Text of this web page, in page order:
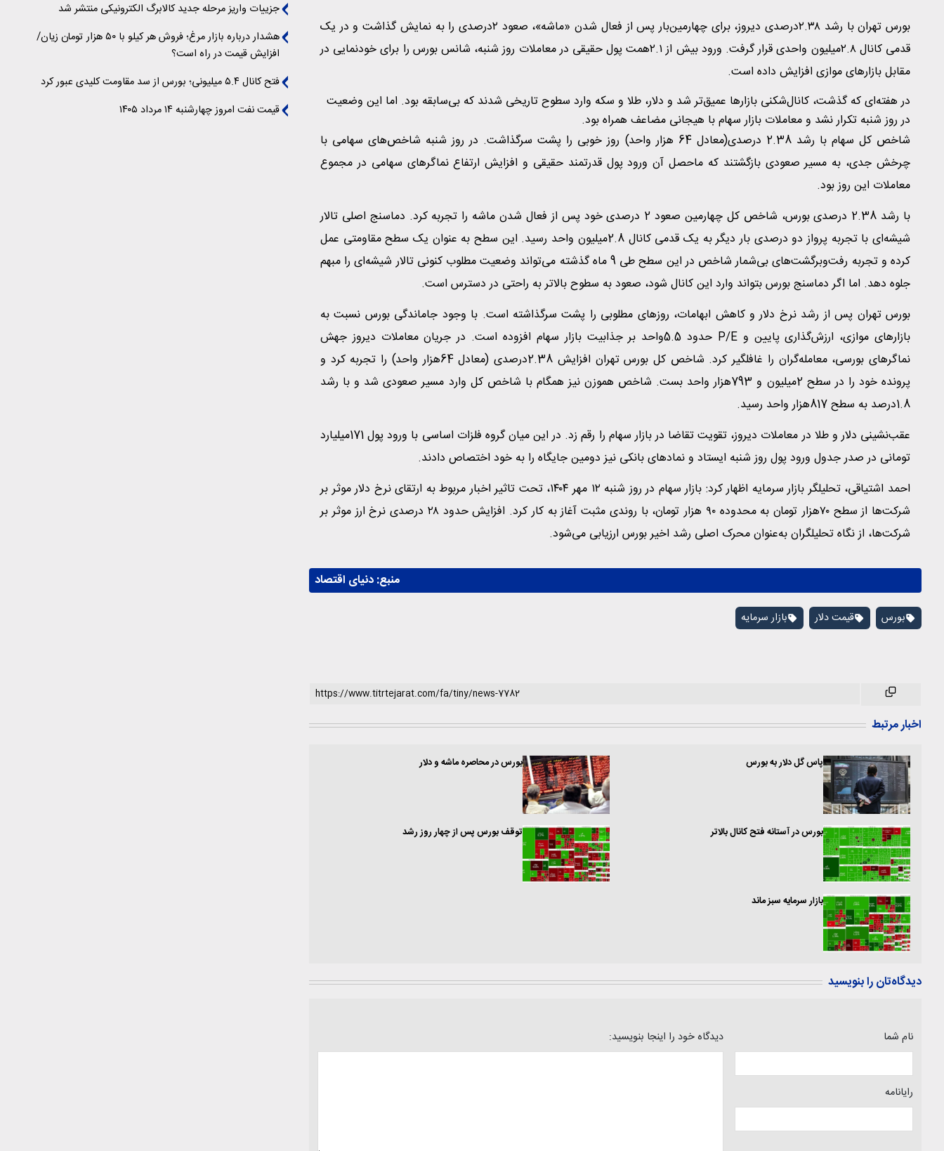
بورس تهران با رشد ۲.۳۸درصدی دیروز، برای چهارمین‌بار پس از فعال شدن «ماشه»، صعود ۲درصدی را به نمایش گذاشت و در یک
قدمی کانال ۲.۸میلیون واحدی قرار گرفت. ورود بیش از ۲.۱همت پول حقیقی در معاملات روز شنبه، شانس بورس را برای خودنمایی در
مقابل بازارهای موازی افزایش داده است.
در هفته‌ای که گذشت، کانال‌شکنی بازارها عمیق‌تر شد و دلار، طلا و سکه وارد سطوح تاریخی شدند که بی‌سابقه بود. اما این وضعیت
در روز شنبه تکرار نشد و معاملات بازار سهام با هیجانی مضاعف همراه بود.
شاخص کل سهام با رشد 2.38 درصدی‌(معادل 64 هزار واحد) روز خوبی را پشت سرگذاشت. در روز شنبه شاخص‌های سهامی با
چرخش جدی، به مسیر صعودی بازگشتند که ماحصل آن ورود پول قدرتمند حقیقی و افزایش ارتفاع نماگرهای سهامی در مجموع
معاملات این روز بود.
با رشد 2.38 درصدی بورس، شاخص کل چهارمین صعود 2 درصدی خود پس از فعال شدن ماشه را تجربه کرد. دماسنج اصلی تالار
شیشه‌ای با تجربه پرواز دو درصدی بار دیگر به یک قدمی کانال 2.8‌میلیون واحد رسید. این سطح به عنوان یک سطح مقاومتی عمل
کرده و تجربه رفت‌وبرگشت‌های بی‌شمار شاخص در این سطح طی 9 ماه گذشته می‌تواند وضعیت مطلوب کنونی تالار شیشه‌ای را مبهم
جلوه دهد. اما اگر دماسنج بورس بتواند وارد این کانال شود، صعود به سطوح بالاتر به راحتی در دسترس است.
بورس تهران پس از رشد نرخ دلار و کاهش ابهامات، روزهای مطلوبی را پشت سرگذاشته است. با وجود جا‌ماندگی بورس نسبت به
بازارهای موازی، ارزش‌گذاری پایین و P/E حدود 5.5واحد بر جذابیت بازار سهام افزوده است. در جریان معاملات دیروز جهش
نماگرهای بورسی، معامله‌گران را غافلگیر کرد. شاخص کل بورس تهران افزایش 2.38درصدی (معادل 64هزار واحد) را تجربه کرد و
پرونده خود را در سطح 2میلیون و 793هزار واحد بست. شاخص هموزن نیز همگام با شاخص کل وارد مسیر صعودی شد و با رشد
1.8درصد به سطح 817هزار واحد رسید.
عقب‌نشینی دلار و طلا در معاملات دیروز، تقویت تقاضا در بازار سهام را رقم زد. در این میان گروه فلزات اساسی با ورود پول 171میلیارد
تومانی در صدر جدول ورود پول روز شنبه ایستاد و نمادهای بانکی نیز دومین جایگاه را به خود اختصاص دادند.
احمد اشتیاقی، تحلیلگر بازار سرمایه اظهار کرد: بازار سهام در روز شنبه ۱۲ مهر ۱۴۰۴، تحت تاثیر اخبار مربوط به ارتقای نرخ دلار موثر بر
شرکت‌ها از سطح ۷۰هزار تومان به محدوده ۹۰ هزار تومان، با روندی مثبت آغاز به کار کرد. افزایش حدود ۲۸ درصدی نرخ ارز موثر بر
شرکت‌ها، از نگاه تحلیلگران به‌عنوان محرک اصلی رشد اخیر بورس ارزیابی می‌شود.
منبع:دنیای اقتصاد
بورس قیمت دلار بازار سرمایه
اخبار مرتبط
پاس گل دلار به بورس بورس در محاصره ماشه و دلار
بورس در آستانه فتح کانال بالاتر توقف بورس پس از چهار روز رشد
بازار سرمایه سبز ماند
دیدگاه‌تان را بنویسید
نام شما
رایانامه
دیدگاه خود را اینجا بنویسید:
جزییات واریز مرحله جدید کالابرگ الکترونیکی منتشر شد
هشدار درباره بازار مرغ؛ فروش هر کیلو با ۵۰ هزار تومان زیان/
افزایش قیمت در راه است؟
فتح کانال ۵.۴ میلیونی؛ بورس از سد مقاومت کلیدی عبور کرد
قیمت نفت امروز چهارشنبه ۱۴ مرداد ۱۴۰۵